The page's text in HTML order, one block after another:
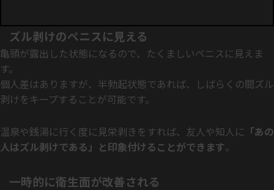
ズル剥けのペニスに見える
亀頭が露出した状態になるので、たくましいペニスに見えま
す。
個人差はありますが、半勃起状態であれば、しばらくの間ズル
剥けをキープすることが可能です。
温泉や銭湯に行く度に見栄剥きをすれば、友人や知人に 「あの
人はズル剥けである」と印象付けることができます。
一時的に衛生面が改善される